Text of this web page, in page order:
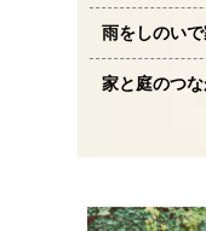
雨をしのい
家と庭のつ